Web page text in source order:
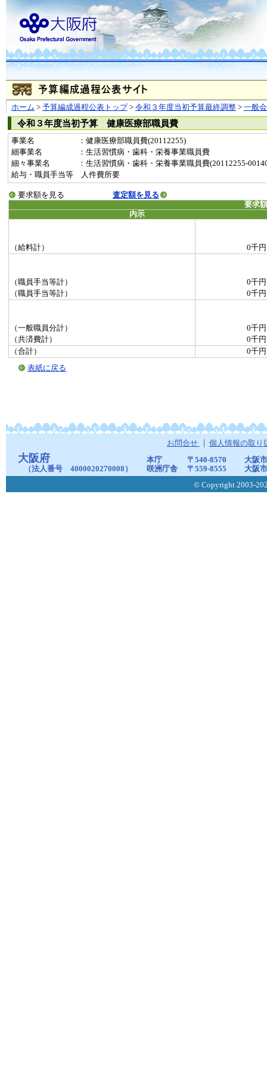
ホーム > 予算編成過程公表トップ> 令和３年度当初予算最終調整> 一般
令和３年度当初予算 健康医療部職員費
事業名
：健康医療部職員費(20112255)
細事業名
：生活習慣病・歯科・栄養事業職員費
細々事業名
：生活習慣病・歯科・栄養事業職員費(20112255-
給与・職員手当等 人件費所要
要求額を見る
査定額を見る
要求
内示
（給料計） 0千円
（職員手当等計）
0千円
（職員手当等計）
0千円
（一般職員分計）
0千円
（共済費計）
0千円
（合計）
0千円
表紙に戻る
お問合せ 個人情報の取り
大阪府
（法人番号 4000020270008）
本庁 〒540-8570
大阪
咲洲庁舎
〒559-8555
大阪
© Copyright 2003-